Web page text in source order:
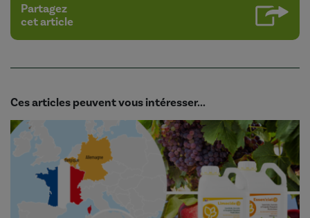
Partagez
cet article
Ces articles peuvent vous intéresser...